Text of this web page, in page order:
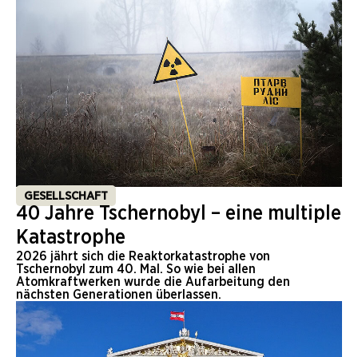
GESELLSCHAFT
40 Jahre Tschernobyl – eine multiple
Katastrophe
2026 jährt sich die Reaktorkatastrophe von
Tschernobyl zum 40. Mal. So wie bei allen
Atomkraftwerken wurde die Aufarbeitung den
nächsten Generationen überlassen.